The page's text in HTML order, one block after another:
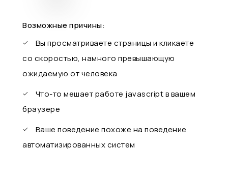
Возможные причины:
Вы просматриваете страницы и кликаете
со скоростью, намного превышающую
ожидаемую от человека
Что-то мешает работе javascript в вашем
браузере
Ваше поведение похоже на поведение
автоматизированных систем